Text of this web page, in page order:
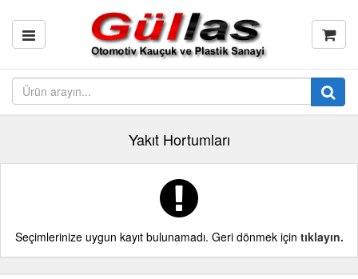
Yakıt Hortumları
Seçimlerinize uygun kayıt bulunamadı. Geri dönmek için tıklayın.